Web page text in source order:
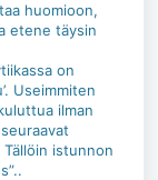
huomioon,
etene täysin
on
Useimmiten
ilman
istunnon